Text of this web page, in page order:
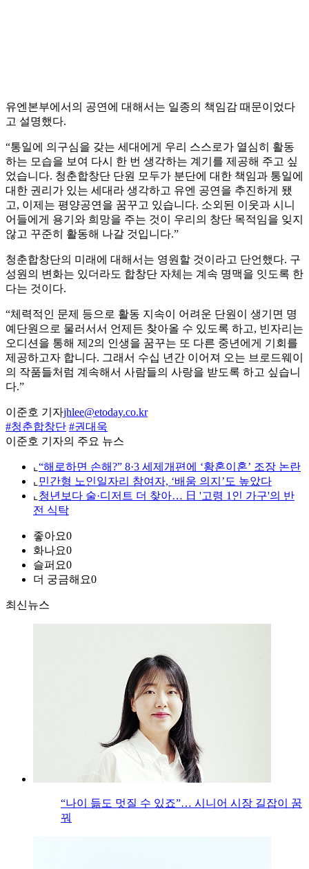
유엔본부에서의 공연에 대해서는 일종의 책임감 때문이었다
고 설명했다.
“통일에 의구심을 갖는 세대에게 우리 스스로가 열심히 활동
하는 모습을 보여 다시 한 번 생각하는 계기를 제공해 주고 싶
었습니다. 청춘합창단 단원 모두가 분단에 대한 책임과 통일에
대한 권리가 있는 세대라 생각하고 유엔 공연을 추진하게 됐
고, 이제는 평양공연을 꿈꾸고 있습니다. 소외된 이웃과 시니
어들에게 용기와 희망을 주는 것이 우리의 창단 목적임을 잊지
않고 꾸준히 활동해 나갈 것입니다.”
청춘합창단의 미래에 대해서는 영원할 것이라고 단언했다. 구
성원의 변화는 있더라도 합창단 자체는 계속 명맥을 잇도록 한
다는 것이다.
“체력적인 문제 등으로 활동 지속이 어려운 단원이 생기면 명
예단원으로 물러서서 언제든 찾아올 수 있도록 하고, 빈자리는
오디션을 통해 제2의 인생을 꿈꾸는 또 다른 중년에게 기회를
제공하고자 합니다. 그래서 수십 년간 이어져 오는 브로드웨이
의 작품들처럼 계속해서 사람들의 사랑을 받도록 하고 싶습니
다.”
이준호 기자jhlee@etoday.co.kr
#청춘합창단 #권대욱
이준호 기자의 주요 뉴스
⌞ “해로하면 손해?” 8·3 세제개편에 ‘황혼이혼’ 조장 논란
⌞ 민간형 노인일자리 참여자, ‘배움 의지’도 높았다
⌞ 청년보다 술·디저트 더 찾아… 日 '고령 1인 가구'의 반
전 식탁
좋아요0
화나요0
슬퍼요0
더 궁금해요0
최신뉴스
“나이 듦도 멋질 수 있죠”… 시니어 시장 길잡이 꿈
꿔